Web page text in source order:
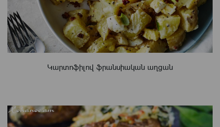
Կարտոֆիլով ֆրանսիական աղցան